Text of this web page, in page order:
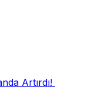
Artırdı!